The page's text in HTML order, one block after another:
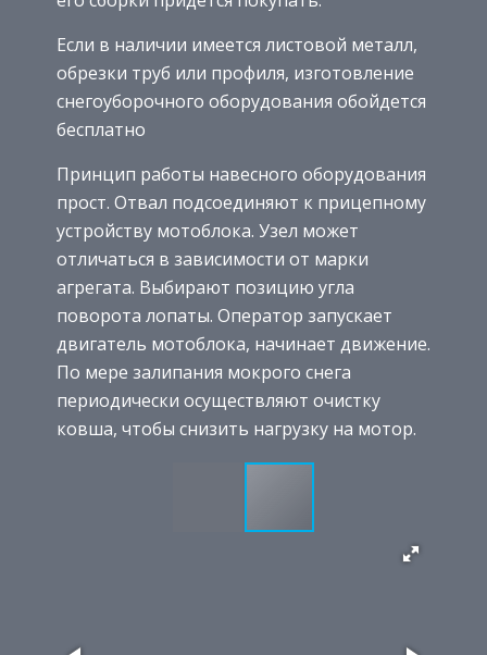
Если в наличии имеется листовой металл,
обрезки труб или профиля, изготовление
снегоуборочного оборудования обойдется
бесплатно
Принцип работы навесного оборудования
прост. Отвал подсоединяют к прицепному
устройству мотоблока. Узел может
отличаться в зависимости от марки
агрегата. Выбирают позицию угла
поворота лопаты. Оператор запускает
двигатель мотоблока, начинает движение.
По мере залипания мокрого снега
периодически осуществляют очистку
ковша, чтобы снизить нагрузку на мотор.